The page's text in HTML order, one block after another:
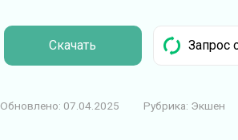
Скачать
Обновлено: 07.04.2025 Рубрика: Экшен